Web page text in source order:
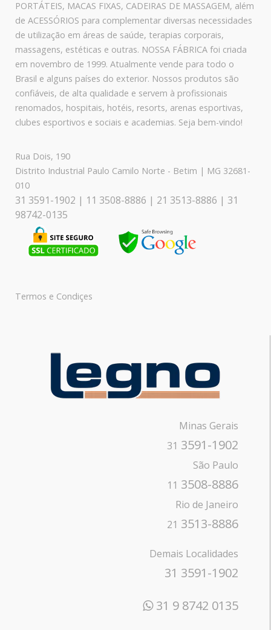
PORTÁTEIS, MACAS FIXAS, CADEIRAS DE MASSAGEM, além
de ACESSÓRIOS para complementar diversas necessidades
de utilização em áreas de saúde, terapias corporais,
massagens, estéticas e outras. NOSSA FÁBRICA foi criada
em novembro de 1999. Atualmente vende para todo o
Brasil e alguns países do exterior. Nossos produtos são
confiáveis, de alta qualidade e servem à profissionais
renomados, hospitais, hotéis, resorts, arenas esportivas,
clubes esportivos e sociais e academias. Seja bem-vindo!
Rua Dois, 190
Distrito Industrial Paulo Camilo Norte - Betim | MG 32681-
010
31 3591-1902 | 11 3508-8886 | 21 3513-8886 | 31
98742-0135
Termos e Condiçes
Minas Gerais
31 3591-1902
São Paulo
11 3508-8886
Rio de Janeiro
21 3513-8886
Demais Localidades
31 3591-1902
31 9 8742 0135